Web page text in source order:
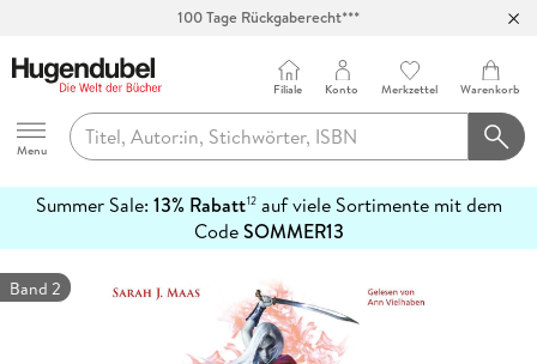
100 Tage Rückgaberecht***
Hugendubel
Menu
Filiale Konto Merkzettel Warenkorb
Summer Sale: 13% Rabatt12auf viele Sortimente mit dem
CodeSOMMER13
erfahren
Band 2